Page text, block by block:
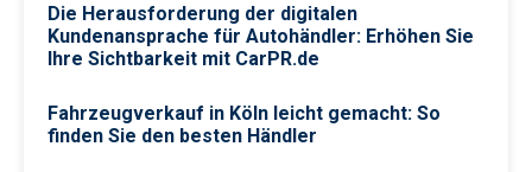
Die Herausforderung der digitalen
Kundenansprache für Autohändler: Erhöhen Sie
Ihre Sichtbarkeit mit CarPR.de
Fahrzeugverkauf in Köln leicht gemacht: So
finden Sie den besten Händler